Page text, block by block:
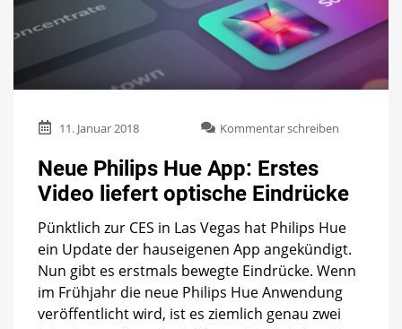
11. Januar 2018 Kommentar schreiben
App:
Video
liefert
optische
Eindrücke
Neue Philips Hue App: Erstes
Video liefert optische Eindrücke
Pünktlich zur CES in Las Vegas hat Philips Hue
ein Update der hauseigenen App angekündigt.
Nun gibt es erstmals bewegte Eindrücke. Wenn
im Frühjahr die neue Philips Hue Anwendung
veröffentlicht wird, ist es ziemlich genau zwei